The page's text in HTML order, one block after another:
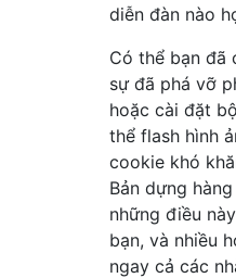
diễn đàn nào
Có thể bạn đã
sự đã phá vỡ
hoặc cài đặt
thể flash hình
cookie khó
Bản dựng
những điều
bạn, và nhiều
ngay cả các